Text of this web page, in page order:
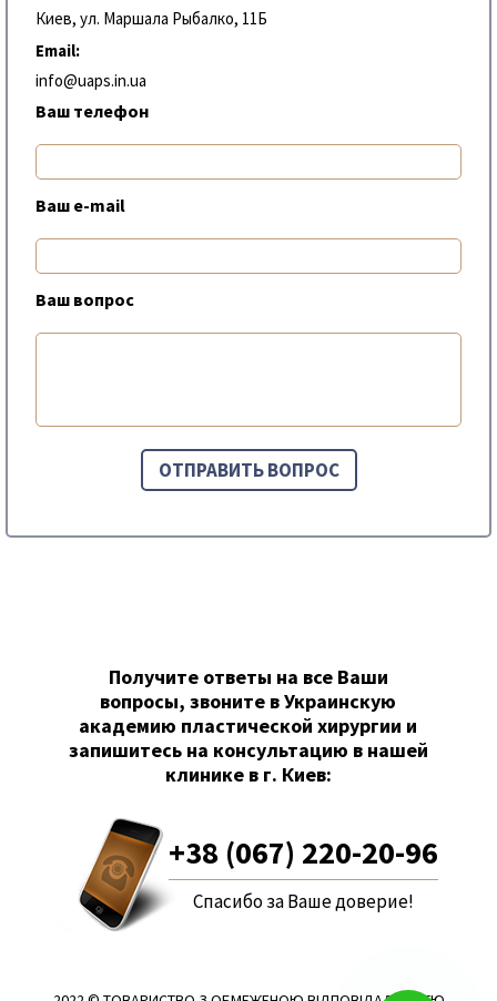
Киев, ул. Маршала Рыбалко, 11Б
Email:
info@uaps.in.ua
Ваш телефон
Ваш e-mail
Ваш вопрос
Получите ответы на все Ваши
вопросы, звоните в Украинскую
академию пластической хирургии и
запишитесь на консультацию в нашей
клинике в г. Киев:
+38 (067) 220-20-96
Спасибо за Ваше доверие!